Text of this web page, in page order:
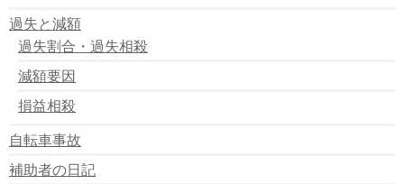
過失と減額
過失割合・過失相殺
減額要因
損益相殺
自転車事故
補助者の日記